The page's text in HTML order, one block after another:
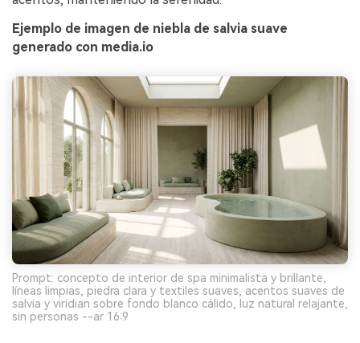
Ejemplo de imagen de niebla de salvia suave
generado con media.io
Prompt: concepto de interior de spa minimalista y brillante,
líneas limpias, piedra clara y textiles suaves, acentos suaves de
salvia y viridian sobre fondo blanco cálido, luz natural relajante,
sin personas --ar 16:9